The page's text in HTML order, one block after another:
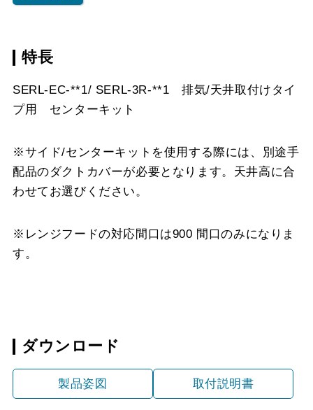
特長
SERL-EC-**1/ SERL-3R-**1 排気/天井取付けタイ
プ用 センターキット
※サイド/センターキットを使用する際には、別途手
配品のダクトカバーが必要となります。天井高に合
わせてお選びください。
※レンジフードの対応間口は900 間口のみになりま
す。
ダウンロード
製品姿図 取付説明書